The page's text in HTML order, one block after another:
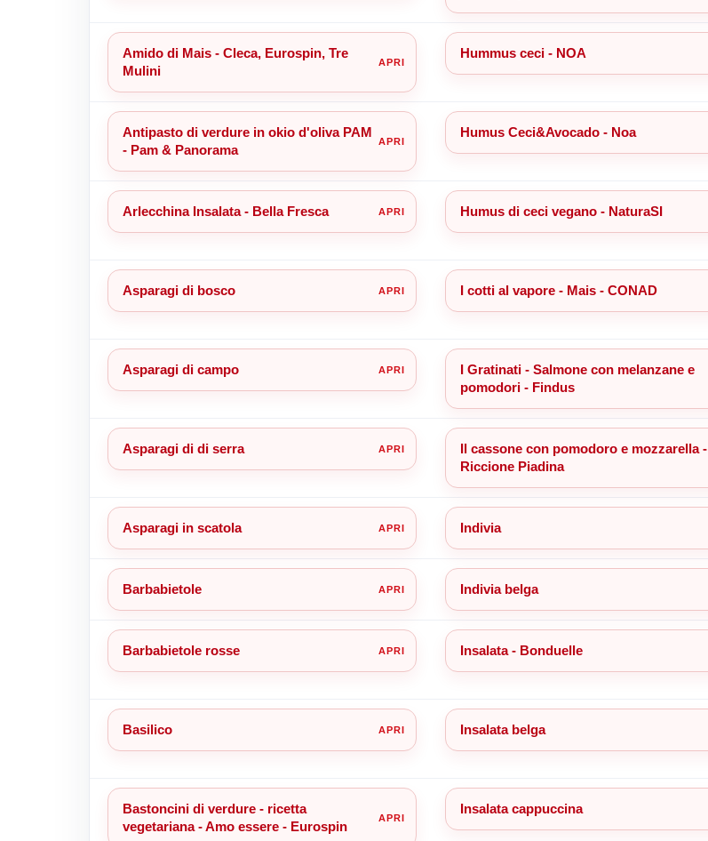
Amido di Mais - Cleca, Eurospin, Tre
Mulini
Hummus ceci - NOA
Antipasto di verdure in okio d'oliva PAM
- Pam & Panorama
Humus Ceci&Avocado - Noa
Arlecchina Insalata - Bella Fresca Humus di ceci vegano - NaturaSI
Asparagi di bosco I cotti al vapore - Mais - CONAD
Asparagi di campo
I Gratinati - Salmone con melanzane e
pomodori - Findus
Asparagi di di serra
Il cassone con pomodoro e mozzarella -
Riccione Piadina
Asparagi in scatola Indivia
Barbabietole Indivia belga
Barbabietole rosse Insalata - Bonduelle
Basilico Insalata belga
Bastoncini di verdure - ricetta
vegetariana - Amo essere - Eurospin
Insalata cappuccina